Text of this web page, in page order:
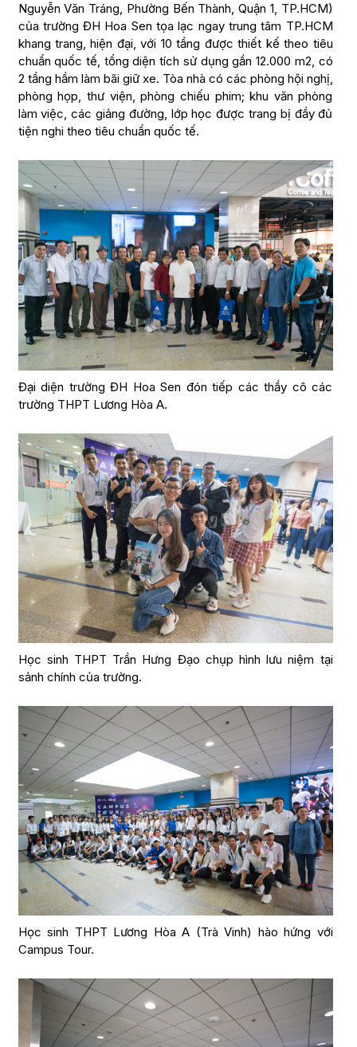
Nguyễn Văn Tráng, Phường Bến Thành, Quận 1, TP.HCM)
của trường ĐH Hoa Sen tọa lạc ngay trung tâm TP.HCM
khang trang, hiện đại, với 10 tầng được thiết kế theo tiêu
chuẩn quốc tế, tổng diện tích sử dụng gần 12.000 m2, có
2 tầng hầm làm bãi giữ xe. Tòa nhà có các phòng hội nghị,
phòng họp, thư viện, phòng chiếu phim; khu văn phòng
làm việc, các giảng đường, lớp học được trang bị đầy đủ
tiện nghi theo tiêu chuẩn quốc tế.
Đại diện trường ĐH Hoa Sen đón tiếp các thầy cô các
trường THPT Lương Hòa A.
Học sinh THPT Trần Hưng Đạo chụp hình lưu niệm tại
sảnh chính của trường.
Học sinh THPT Lương Hòa A (Trà Vinh) hào hứng với
Campus Tour.